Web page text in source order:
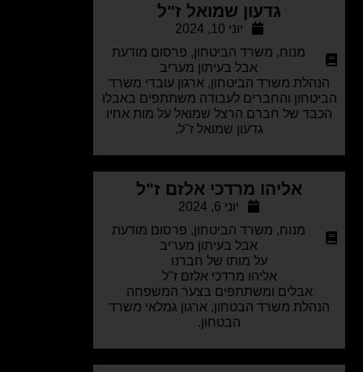
גדעון שמואל ז"ל
מנוח
משרד הביטחון ,פרסום מודעת
אבל בעיתון מעריב
משרד הביטחון, ארגון עובדי משרד
והחברים לעבודה משתתפים באבלו
של חברם הרצל שמואל על מות אחיו
גדעון שמואל ז"ל.
אליהו מרדכי אלזם ז"ל
מנוח
משרד הביטחון ,פרסום מודעת
אבל בעיתון מעריב
על מותו של חברנו
אליהו מרדכי אלזם ז"ל
אבלים ומשתתפים בצער המשפחה
משרד הבטחון, ארגון גמלאי משרד